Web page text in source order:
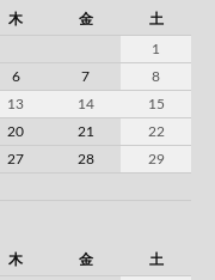
木 金 土
1
6 7
8
13 14
15
20 21
22
27 28
29
木 金 土